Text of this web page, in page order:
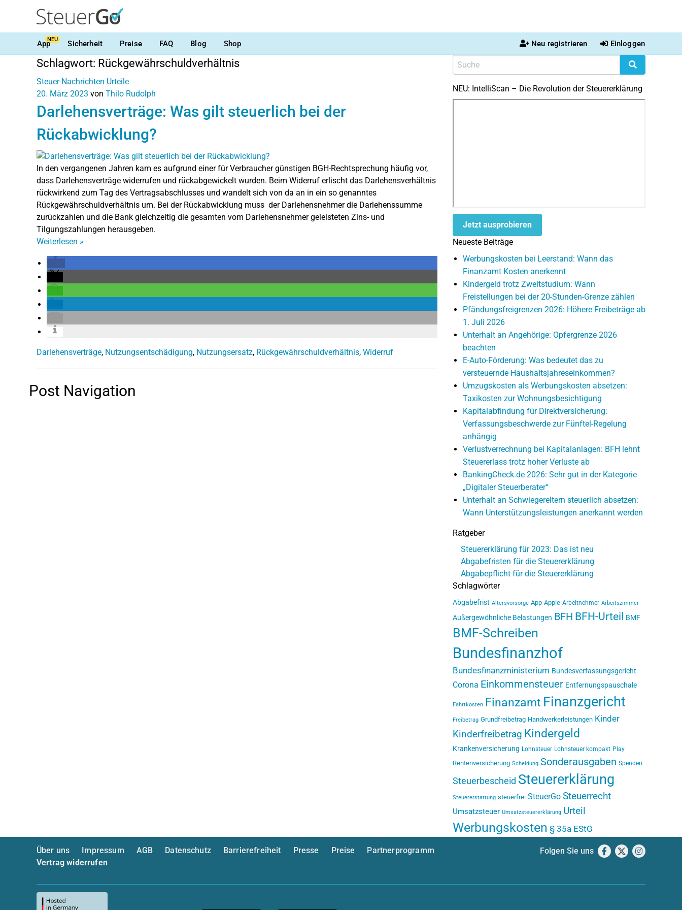
AppNEU Sicherheit Preise FAQ Blog Shop Neu registrieren Einloggen
Schlagwort: Rückgewährschuldverhältnis
Steuer-Nachrichten Urteile
20. März 2023 von Thilo Rudolph
Darlehensverträge: Was gilt steuerlich bei der
Rückabwicklung?
In den vergangenen Jahren kam es aufgrund einer für Verbraucher günstigen BGH-Rechtsprechung häufig vor,
dass Darlehensverträge widerrufen und rückabgewickelt wurden. Beim Widerruf erlischt das Darlehensverhältnis
rückwirkend zum Tag des Vertragsabschlusses und wandelt sich von da an in ein so genanntes
Rückgewährschuldverhältnis um. Bei der Rückabwicklung muss der Darlehensnehmer die Darlehenssumme
zurückzahlen und die Bank gleichzeitig die gesamten vom Darlehensnehmer geleisteten Zins- und
Tilgungszahlungen herausgeben.
Weiterlesen »
Darlehensverträge, Nutzungsentschädigung, Nutzungsersatz, Rückgewährschuldverhältnis, Widerruf
Post Navigation
NEU: IntelliScan – Die Revolution der Steuererklärung
Jetzt ausprobieren
Neueste Beiträge
Werbungskosten bei Leerstand: Wann das
Finanzamt Kosten anerkennt
Kindergeld trotz Zweitstudium: Wann
Freistellungen bei der 20-Stunden-Grenze zählen
Pfändungsfreigrenzen 2026: Höhere Freibeträge ab
1. Juli 2026
Unterhalt an Angehörige: Opfergrenze 2026
beachten
E-Auto-Förderung: Was bedeutet das zu
versteuernde Haushaltsjahreseinkommen?
Umzugskosten als Werbungskosten absetzen:
Taxikosten zur Wohnungsbesichtigung
Kapitalabfindung für Direktversicherung:
Verfassungsbeschwerde zur Fünftel-Regelung
anhängig
Verlustverrechnung bei Kapitalanlagen: BFH lehnt
Steuererlass trotz hoher Verluste ab
BankingCheck.de 2026: Sehr gut in der Kategorie
„Digitaler Steuerberater“
Unterhalt an Schwiegereltern steuerlich absetzen:
Wann Unterstützungsleistungen anerkannt werden
Ratgeber
Steuererklärung für 2023: Das ist neu
Abgabefristen für die Steuererklärung
Abgabepflicht für die Steuererklärung
Schlagwörter
Abgabefrist Altersvorsorge App Apple Arbeitnehmer Arbeitszimmer
Außergewöhnliche Belastungen BFH BFH-Urteil BMF
BMF-Schreiben
Bundesfinanzhof
Bundesfinanzministerium Bundesverfassungsgericht
Corona Einkommensteuer Entfernungspauschale
Fahrtkosten Finanzamt Finanzgericht
Freibetrag Grundfreibetrag Handwerkerleistungen Kinder
Kinderfreibetrag Kindergeld
Krankenversicherung Lohnsteuer Lohnsteuer kompakt Play
Rentenversicherung Scheidung Sonderausgaben Spenden
Steuerbescheid Steuererklärung
Steuererstattung steuerfrei SteuerGo Steuerrecht
Umsatzsteuer Umsatzsteuererklärung Urteil
Werbungskosten § 35a EStG
Über uns Impressum AGB Datenschutz Barrierefreiheit Presse Preise
Partnerprogramm
Vertrag widerrufen
Folgen Sie uns Facebook
X Instagram